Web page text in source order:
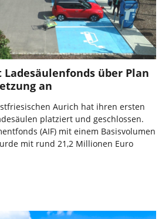
über Plan
an
Aurich hat ihren ersten
platziert und geschlossen.
(AIF) mit einem Basisvolumen
mit rund 21,2 Millionen Euro